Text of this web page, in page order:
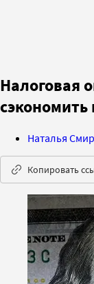
Налоговая
Наталья
Копировать